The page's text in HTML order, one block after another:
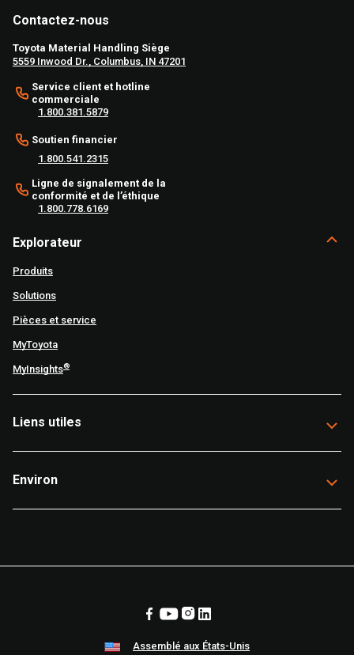
Contactez-nous
Toyota Material Handling Siège
5559 Inwood Dr., Columbus, IN 47201
Service client et hotline
commerciale
1.800.381.5879
Soutien financier
1.800.541.2315
Ligne de signalement de la
conformité et de l’éthique
1.800.778.6169
Explorateur
Produits
Solutions
Pièces et service
MyToyota
MyInsights®
Liens utiles
Environ
Assemblé aux États-Unis